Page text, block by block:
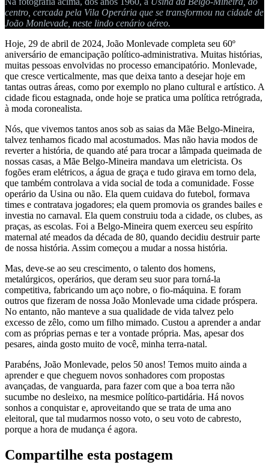
centro, cercada pela Vila Operária que se transformou na cidade de
João Monlevade, neste lindo cenário aéreo.
Hoje, 29 de abril de 2024, João Monlevade completa seu 60º
aniversário de emancipação político-administrativa. Muitas histórias,
muitas pessoas envolvidas no processo emancipatório. Monlevade,
que cresce verticalmente, mas que deixa tanto a desejar hoje em
tantas outras áreas, como por exemplo no plano cultural e artístico. A
cidade ficou estagnada, onde hoje se pratica uma política retrógrada,
à moda coronealista.
Nós, que vivemos tantos anos sob as saias da Mãe Belgo-Mineira,
talvez tenhamos ficado mal acostumados. Mas não havia modos de
reverter a história, de quando até para trocar a lâmpada queimada de
nossas casas, a Mãe Belgo-Mineira mandava um eletricista. Os
fogões eram elétricos, a água de graça e tudo girava em torno dela,
que também controlava a vida social de toda a comunidade. Fosse
operário da Usina ou não. Ela quem cuidava do futebol, formava
times e contratava jogadores; ela quem promovia os grandes bailes e
investia no carnaval. Ela quem construiu toda a cidade, os clubes, as
praças, as escolas. Foi a Belgo-Mineira quem exerceu seu espírito
maternal até meados da década de 80, quando decidiu destruir parte
de nossa história. Assim começou a mudar a nossa história.
Mas, deve-se ao seu crescimento, o talento dos homens,
metalúrgicos, operários, que deram seu suor para torná-la
competitiva, fabricando um aço nobre, o fio-máquina. E foram
outros que fizeram de nossa João Monlevade uma cidade próspera.
No entanto, não manteve a sua qualidade de vida talvez pelo
excesso de zêlo, como um filho mimado. Custou a aprender a andar
com as próprias pernas e ter a vontade própria. Mas, apesar dos
pesares, ainda gosto muito de você, minha terra-natal.
Parabéns, João Monlevade, pelos 50 anos! Temos muito ainda a
aprender e que cheguem novos sonhadores com propostas
avançadas, de vanguarda, para fazer com que a boa terra não
sucumbe no desleixo, na mesmice político-partidária. Há novos
sonhos a conquistar e, aproveitando que se trata de uma ano
eleitoral, que tal mudarmos nosso voto, o seu voto de cabresto,
porque a hora de mudança é agora.
Compartilhe esta postagem